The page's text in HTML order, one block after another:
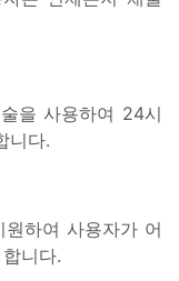
을 사용하여 24시
니다.
하여 사용자가 어
니다.